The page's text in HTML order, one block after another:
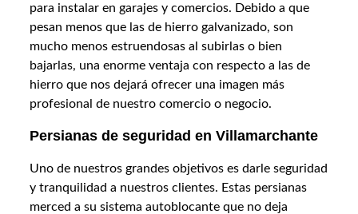
para instalar en garajes y comercios. Debido a que
pesan menos que las de hierro galvanizado, son
mucho menos estruendosas al subirlas o bien
bajarlas, una enorme ventaja con respecto a las de
hierro que nos dejará ofrecer una imagen más
profesional de nuestro comercio o negocio.
Persianas de seguridad en Villamarchante
Uno de nuestros grandes objetivos es darle seguridad
y tranquilidad a nuestros clientes. Estas persianas
merced a su sistema autoblocante que no deja